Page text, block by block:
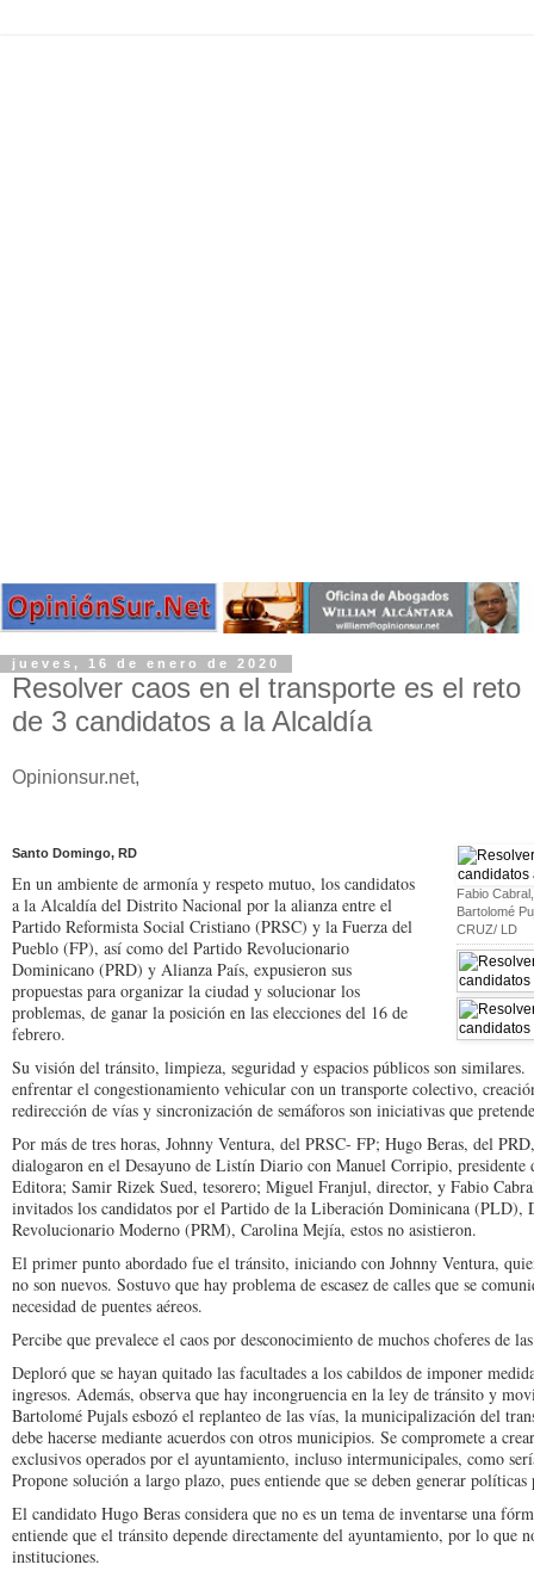
jueves, 16 de enero de 2020
Resolver caos en el transporte es el reto
de 3 candidatos a la Alcaldía
Opinionsur.net,
Fabio
Bartolomé
CRUZ/ LD
Santo Domingo, RD
En un ambiente de armonía y respeto mutuo, los candidatos
a la Alcaldía del Distrito Nacional por la alianza entre el
Partido Reformista Social Cristiano (PRSC) y la Fuerza del
Pueblo (FP), así como del Partido Revolucionario
Dominicano (PRD) y Alianza País, expusieron sus
propuestas para organizar la ciudad y solucionar los
problemas, de ganar la posición en las elecciones del 16 de
febrero.
Su visión del tránsito, limpieza, seguridad y espacios públicos son
enfrentar el congestionamiento vehicular con un transporte colectivo,
redirección de vías y sincronización de semáforos son iniciativas que
Por más de tres horas, Johnny Ventura, del PRSC- FP; Hugo Beras, del
dialogaron en el Desayuno de Listín Diario con Manuel Corripio,
Editora; Samir Rizek Sued, tesorero; Miguel Franjul, director, y Fabio
invitados los candidatos por el Partido de la Liberación Dominicana (PLD),
Revolucionario Moderno (PRM), Carolina Mejía, estos no asistieron.
El primer punto abordado fue el tránsito, iniciando con Johnny Ventura,
no son nuevos. Sostuvo que hay problema de escasez de calles que se
necesidad de puentes aéreos.
Percibe que prevalece el caos por desconocimiento de muchos choferes de
Deploró que se hayan quitado las facultades a los cabildos de imponer
ingresos. Además, observa que hay incongruencia en la ley de tránsito y
Bartolomé Pujals esbozó el replanteo de las vías, la municipalización del
debe hacerse mediante acuerdos con otros municipios. Se compromete a
exclusivos operados por el ayuntamiento, incluso intermunicipales, como
Propone solución a largo plazo, pues entiende que se deben generar
El candidato Hugo Beras considera que no es un tema de inventarse una
entiende que el tránsito depende directamente del ayuntamiento, por lo que
instituciones.